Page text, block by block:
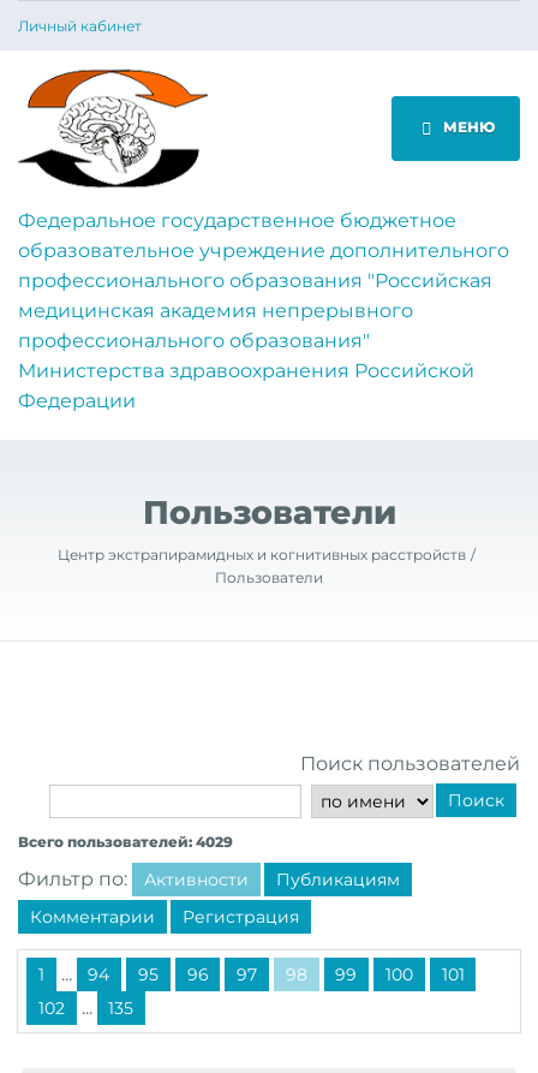
Личный кабинет
МЕНЮ
Федеральное государственное бюджетное
образовательное учреждение дополнительного
профессионального образования "Российская
медицинская академия непрерывного
профессионального образования"
Министерства здравоохранения Российской
Федерации
Пользователи
Центр экстрапирамидных и когнитивных расстройств
Пользователи
Поиск пользователей
Поиск
Всего пользователей: 4029
Фильтр по: Активности
Публикациям
Комментарии
Регистрация
1 ... 94 95 96 97 98 99 100
101
102
... 135